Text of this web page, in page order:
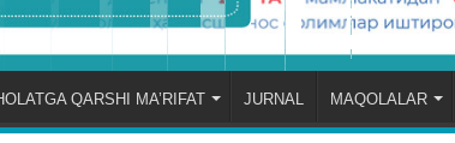
QARSHI MA’RIFAT JURNAL MAQOLALAR